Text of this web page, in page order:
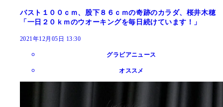
バスト１００ｃｍ、股下８６ｃｍの奇跡のカラダ、桜井木穂
「一日２０ｋｍのウオーキングを毎日続けています！」
2021年12月05日 13:30
グラビアニュース
オススメ